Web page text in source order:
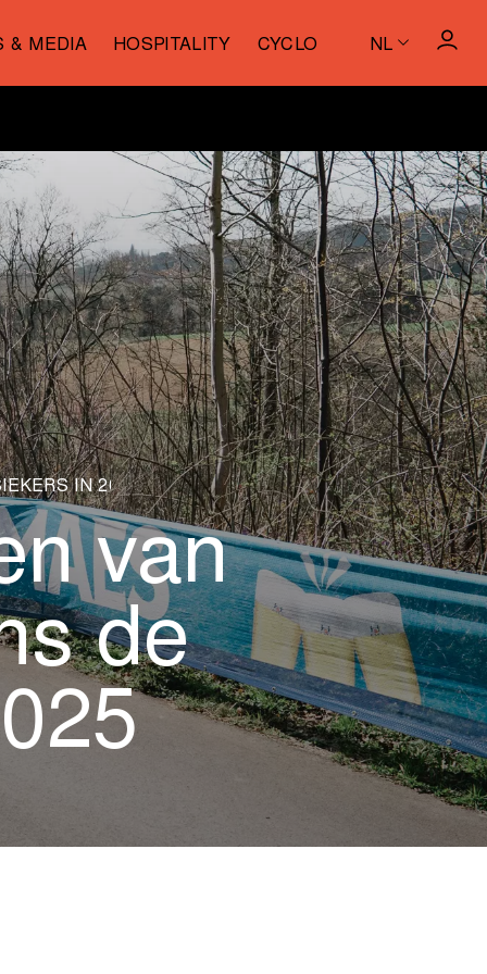
& MEDIA HOSPITALITY CYCLO NL
IN 2025
van
de